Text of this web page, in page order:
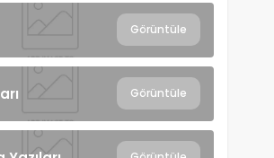
Görüntüle
Görüntüle